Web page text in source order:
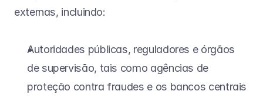
externas, incluindo:
Autoridades públicas, reguladores e órgãos
de supervisão, tais como agências de
proteção contra fraudes e os bancos centrais